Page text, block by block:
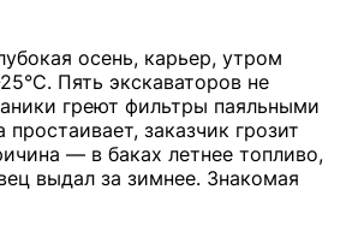
осень, карьер, утром
Пять экскаваторов не
греют фильтры паяльными
заказчик грозит
— в баках летнее топливо,
выдал за зимнее. Знакомая